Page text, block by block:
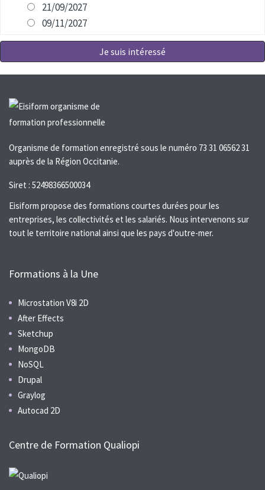
21/09/2027
09/11/2027
Je suis intéressé
Organisme de formation enregistré sous le numéro 73 31 06562 31
auprès de la Région Occitanie.
Siret : 52498366500034
Eisiform propose des formations courtes durées pour les
entreprises, les collectivités et les salariés. Nous intervenons sur
tout le territoire national ainsi que les pays d'outre-mer.
Formations à la Une
Microstation V8i 2D
After Effects
Sketchup
MongoDB
NoSQL
Drupal
Graylog
Autocad 2D
Centre de Formation Qualiopi